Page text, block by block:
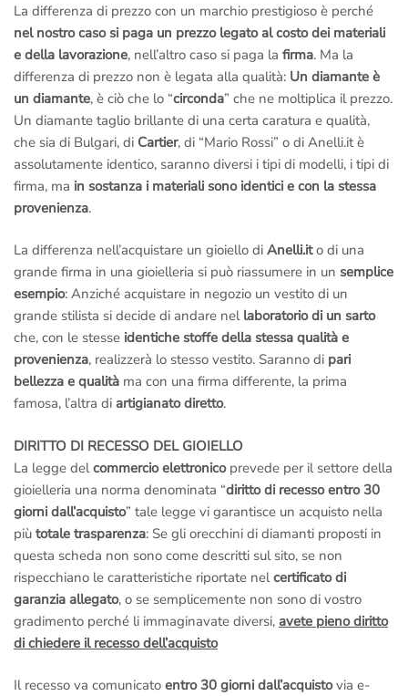
La differenza di prezzo con un marchio prestigioso è perché
nel nostro caso si paga un prezzo legato al costo dei materiali
e della lavorazione, nell’altro caso si paga la firma. Ma la
differenza di prezzo non è legata alla qualità: Un diamante è
un diamante, è ciò che lo “circonda” che ne moltiplica il prezzo.
Un diamante taglio brillante di una certa caratura e qualità,
che sia di Bulgari, di Cartier, di “Mario Rossi” o di Anelli.it è
assolutamente identico, saranno diversi i tipi di modelli, i tipi di
firma, ma in sostanza i materiali sono identici e con la stessa
provenienza.
La differenza nell’acquistare un gioiello di Anelli.ito di una
grande firma in una gioielleria si può riassumere in un semplice
esempio: Anziché acquistare in negozio un vestito di un
grande stilista si decide di andare nellaboratorio di un sarto
che, con le stesse identiche stoffe della stessa qualità e
provenienza, realizzerà lo stesso vestito. Saranno di pari
bellezza e qualità ma con una firma differente, la prima
famosa, l’altra di artigianato diretto.
DIRITTO DI RECESSO DEL GIOIELLO
La legge delcommercio elettronicoprevede per il settore della
gioielleria una norma denominata “diritto di recesso entro 30
giorni dall’acquisto” tale legge vi garantisce un acquisto nella
più totale trasparenza: Se gli orecchini di diamanti proposti in
questa scheda non sono come descritti sul sito, se non
rispecchiano le caratteristiche riportate nelcertificato di
garanzia allegato, o se semplicemente non sono di vostro
gradimento perché li immaginavate diversi, avete pieno diritto
di chiedere il recesso dell’acquisto
Il recesso va comunicato entro 30 giorni dall’acquistovia e-